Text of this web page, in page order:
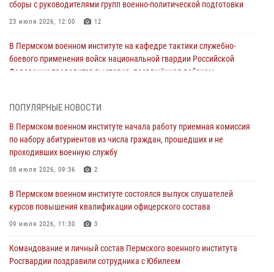
сборы с руководителями групп военно-политической подготовки
23 июля 2026, 12:00 12
В Пермском военном институте на кафедре тактики служебно-
боевого применения войск национальной гвардии Российской
Федерации проводится выставка, посвящённая войскам
Командование и личный состав Пермского военного института
Росгвардии поздравили сотрудника с Юбилеем
10 июля 2026, 12:28 2
курсов повышения квалификации офицерского состава
09 июля 2026, 11:30 3
по набору абитуриентов из числа граждан, прошедших и не
проходивших военную службу
ПОПУЛЯРНЫЕ НОВОСТИ
В Пермском военном институте начала работу приемная комиссия
по набору абитуриентов из числа граждан, прошедших и не
проходивших военную службу
08 июля 2026, 09:36 2
В Пермском военном институте состоялся выпуск слушателей
курсов повышения квалификации офицерского состава
09 июля 2026, 11:30 3
Командование и личный состав Пермского военного института
Росгвардии поздравили сотрудника с Юбилеем